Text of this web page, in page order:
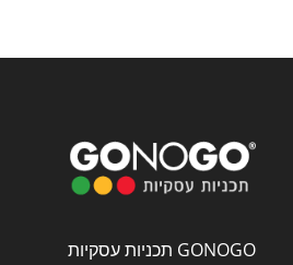
GONOGO תכניות עסקיות